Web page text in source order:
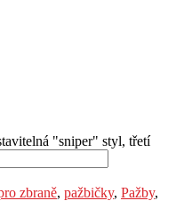
"sniper" styl, třetí
zbraně, pažbičky, Pažby,